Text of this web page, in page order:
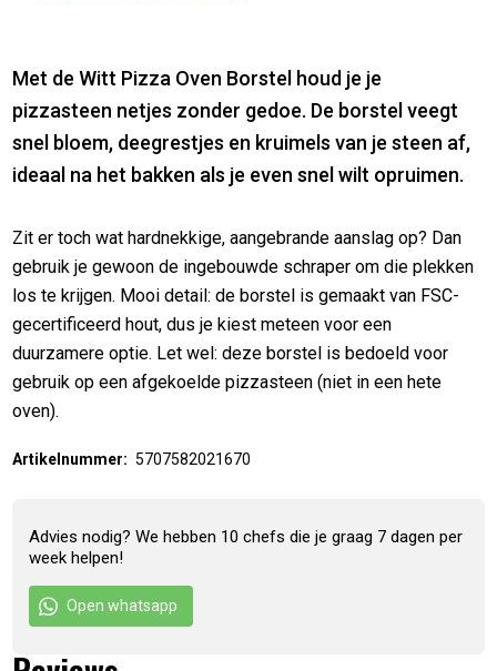
Met de Witt Pizza Oven Borstel houd je je
pizzasteen netjes zonder gedoe. De borstel veegt
snel bloem, deegrestjes en kruimels van je steen af,
ideaal na het bakken als je even snel wilt opruimen.
Zit er toch wat hardnekkige, aangebrande aanslag op? Dan
gebruik je gewoon de ingebouwde schraper om die plekken
los te krijgen. Mooi detail: de borstel is gemaakt van FSC-
gecertificeerd hout, dus je kiest meteen voor een
duurzamere optie. Let wel: deze borstel is bedoeld voor
gebruik op een afgekoelde pizzasteen (niet in een hete
oven).
Artikelnummer: 5707582021670
Advies nodig? We hebben 10 chefs die je graag 7 dagen per
week helpen!
Open whatsapp